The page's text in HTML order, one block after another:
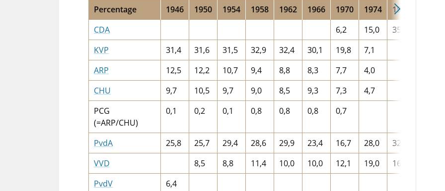
Percentage 1946 1950 1954 1958 1962 1966 1970 1974
1978
CDA
6,2 15,0
35,1
KVP
31,4 31,6 31,5 32,9 32,4 30,1 19,8
7,1
ARP
12,5 12,2 10,7 9,4 8,8 8,3 7,7
4,0
CHU
9,7 10,5 9,7 9,0 8,5 9,3 7,3
4,7
PCG
(=ARP/CHU)
0,1 0,2 0,1 0,8 0,8 0,8 0,7
PvdA 25,8 25,7 29,4 28,6 29,9 23,4 16,7 28,0
32,1
VVD
8,5 8,8 11,4 10,0 10,0 12,1 19,0
16,9
PvdV
6,4